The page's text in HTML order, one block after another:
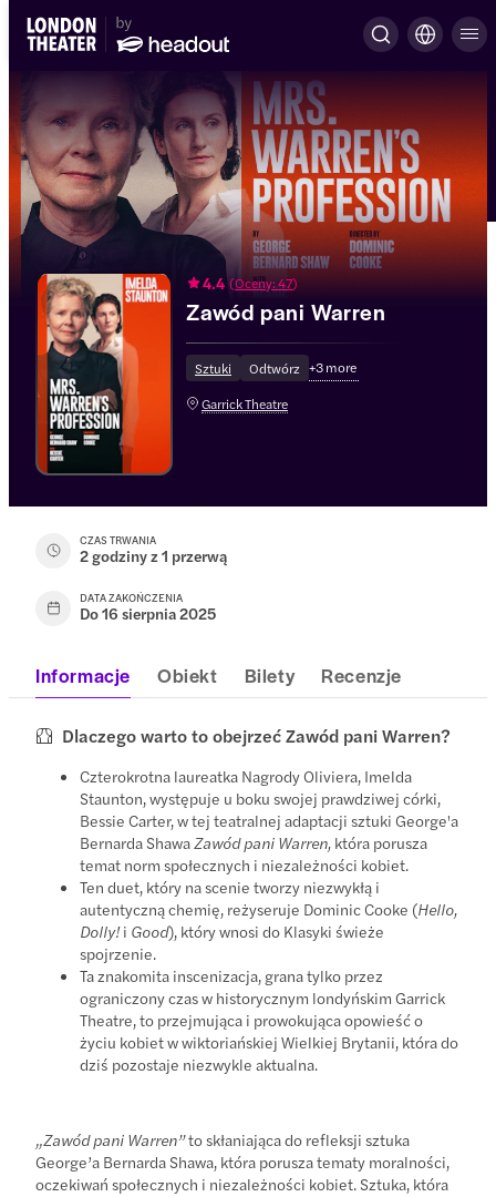
4.4 (Oceny: 47)
Zawód pani Warren
Sztuki Odtwórz +3more
Garrick Theatre
CZAS TRWANIA
2 godziny z 1 przerwą
DATA ZAKOŃCZENIA
Do 16 sierpnia 2025
Informacje Obiekt Bilety Recenzje
Dlaczego warto to obejrzeć Zawód pani Warren?
Czterokrotna laureatka Nagrody Oliviera, Imelda
Staunton, występuje u boku swojej prawdziwej córki,
Bessie Carter, w tej teatralnej adaptacji sztuki George'a
Bernarda ShawaZawód pani Warren, która porusza
temat norm społecznych i niezależności kobiet.
Ten duet, który na scenie tworzy niezwykłą i
autentyczną chemię, reżyseruje Dominic Cooke (Hello,
Dolly!i Good), który wnosi do Klasyki świeże
spojrzenie.
Ta znakomita inscenizacja, grana tylko przez
ograniczony czas w historycznym londyńskim Garrick
Theatre, to przejmująca i prowokująca opowieść o
życiu kobiet w wiktoriańskiej Wielkiej Brytanii, która do
dziś pozostaje niezwykle aktualna.
„Zawód pani Warren”to skłaniająca do refleksji sztuka
George’a Bernarda Shawa, która porusza tematy moralności,
oczekiwań społecznych i niezależności kobiet. Sztuka, która